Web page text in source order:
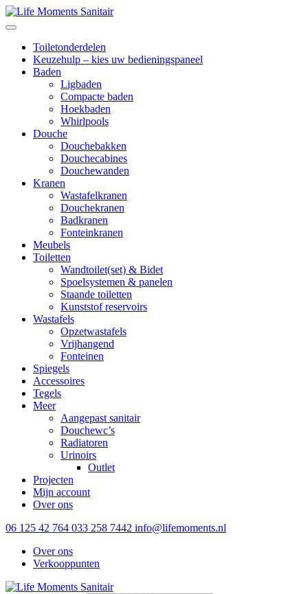
Toiletonderdelen
Keuzehulp – kies uw bedieningspaneel
Baden
Ligbaden
Compacte baden
Hoekbaden
Whirlpools
Douche
Douchebakken
Douchecabines
Douchewanden
Kranen
Wastafelkranen
Douchekranen
Badkranen
Fonteinkranen
Meubels
Toiletten
Wandtoilet(set) & Bidet
Spoelsystemen & panelen
Staande toiletten
Kunststof reservoirs
Wastafels
Opzetwastafels
Vrijhangend
Fonteinen
Spiegels
Accessoires
Tegels
Meer
Aangepast sanitair
Douchewc’s
Radiatoren
Urinoirs
Outlet
Projecten
Mijn account
Over ons
06 125 42 764 033 258 7442 info@lifemoments.nl
Over ons
Verkooppunten